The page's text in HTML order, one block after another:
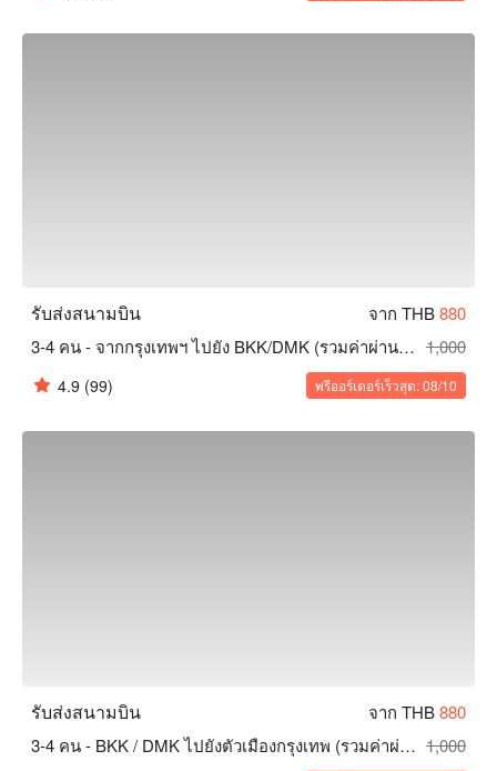
รับส่งสนามบิน จาก THB880
3-4 คน - จากกรุงเทพฯ ไปยัง BKK/DMK (รวมค่าผ่านทาง) 1,000
4.9 (99) พรีออร์เดอร์เร็วสุด: 08/10
รับส่งสนามบิน จาก THB880
3-4 คน - BKK / DMK ไปยังตัวเมืองกรุงเทพ (รวมค่าผ่านทาง) 1,000